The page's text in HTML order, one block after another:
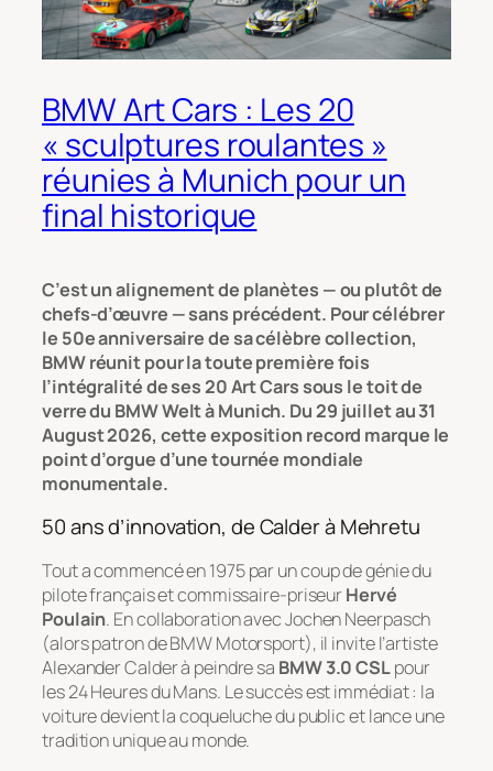
BMW Art Cars : Les 20
« sculptures roulantes »
réunies à Munich pour un
final historique
C’est un alignement de planètes — ou plutôt de
chefs-d’œuvre — sans précédent. Pour célébrer
le 50e anniversaire de sa célèbre collection,
BMW réunit pour la toute première fois
l’intégralité de ses 20 Art Cars sous le toit de
verre du BMW Welt à Munich. Du 29 juillet au 31
August 2026, cette exposition record marque le
point d’orgue d’une tournée mondiale
monumentale.
50 ans d’innovation, de Calder à Mehretu
Tout a commencé en 1975 par un coup de génie du
pilote français et commissaire-priseurHervé
Poulain. En collaboration avec Jochen Neerpasch
(alors patron de BMW Motorsport), il invite l’artiste
Alexander Calder à peindre sa BMW 3.0 CSLpour
les 24 Heures du Mans. Le succès est immédiat : la
voiture devient la coqueluche du public et lance une
tradition unique au monde.